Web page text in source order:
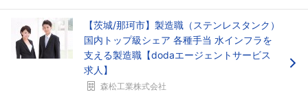
【茨城/那珂市】製造職（ステンレスタンク）
国内トップ級シェア 各種手当 水インフラを
支える製造職【dodaエージェントサービス
求人】
森松工業株式会社